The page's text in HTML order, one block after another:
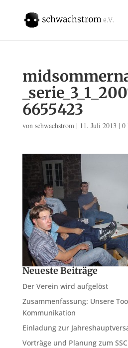
6655423
von schwachstrom| 11. Juli 2013 | 0
Neueste Beiträge
Der Verein wird aufgelöst
Zusammenfassung: Unsere
Kommunikation
Einladung zur
Vorträge und Planung zum